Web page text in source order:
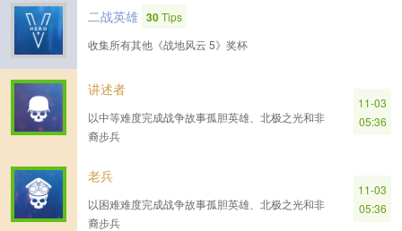
二战英雄 30Tips
收集所有其他《战地风云 5》奖杯
讲述者
以中等难度完成战争故事孤胆英雄、北极之光和非
裔步兵
11-03
05:36
老兵
以困难难度完成战争故事孤胆英雄、北极之光和非
裔步兵
11-03
05:36